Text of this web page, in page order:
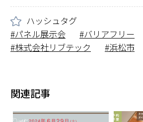
ハッシュタグ
パネル展示会
バリアフリー
株式会社リブテック
浜松市
関連記事